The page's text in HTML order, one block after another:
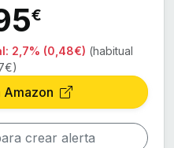
€
2,7% (0,48€) (habitual
Amazon
crear alerta